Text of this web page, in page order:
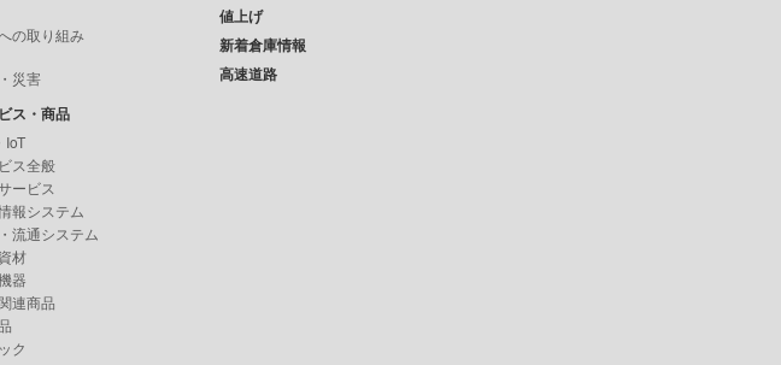
の取り組み
災害
ス・商品
IoT
ス全般
ービス
報システム
流通システム
材
器
連商品
ク
値上げ
新着倉庫情報
高速道路